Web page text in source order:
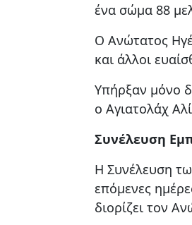
ένα σώμα 88
Ο Ανώτατος
και άλλοι
Υπήρξαν μόνο
ο Αγιατολάχ
Συνέλευση
Η Συνέλευση
επόμενες
διορίζει τον